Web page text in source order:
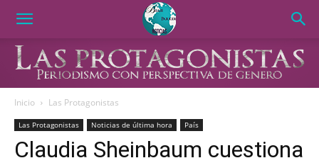
Inicio Las Protagonistas
Las Protagonistas Noticias de última hora País
Claudia Sheinbaum cuestiona